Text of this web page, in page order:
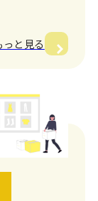
っと見る